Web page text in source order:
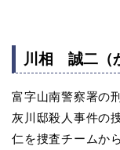
川相 誠二（
富字山南警察署の
灰川邸殺人事件の
仁を捜査チームか